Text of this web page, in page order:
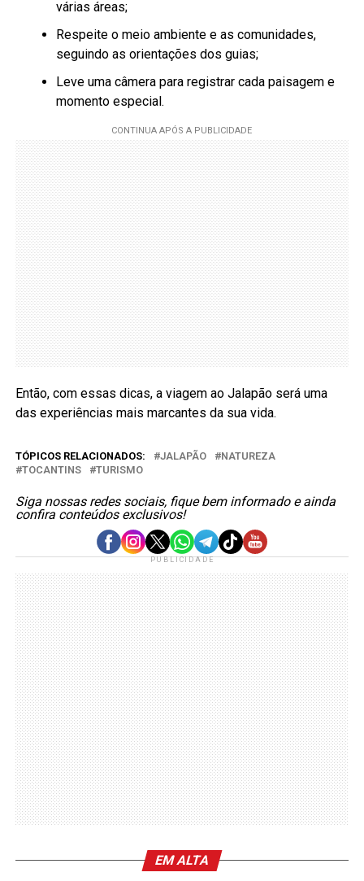
várias áreas;
Respeite o meio ambiente e as comunidades,
seguindo as orientações dos guias;
Leve uma câmera para registrar cada paisagem e
momento especial.
Então, com essas dicas, a viagem ao Jalapão será uma
das experiências mais marcantes da sua vida.
TÓPICOS RELACIONADOS: JALAPÃO
NATUREZA
TOCANTINS
TURISMO
Siga nossas redes sociais, fique bem informado e ainda
confira conteúdos exclusivos!
PUBLICIDADE
EM ALTA